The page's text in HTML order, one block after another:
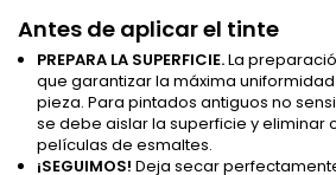
Antes de aplicar el tinte
PREPARA LA SUPERFICIE.La
que garantizar la máxima
pieza. Para pintados antiguos no
se debe aislar la superficie y eliminar
películas de esmaltes.
¡SEGUIMOS! Deja secar